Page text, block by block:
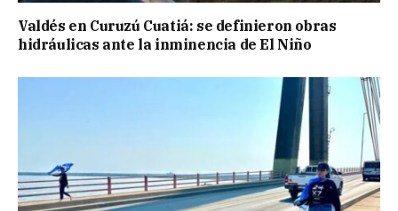
Valdés en Curuzú Cuatiá: se definieron obras
hidráulicas ante la inminencia de El Niño